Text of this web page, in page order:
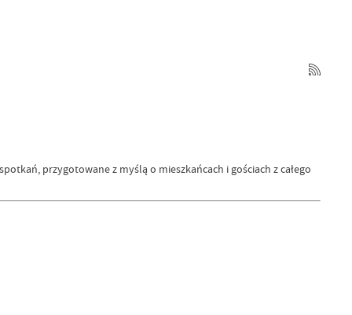
przygotowane z myślą o mieszkańcach i gościach z całego